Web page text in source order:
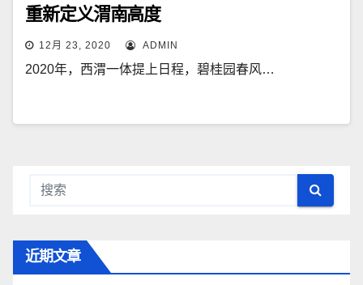
重新定义渭南高度
12月 23, 2020 ADMIN
2020年，西渭一体提上日程，碧桂园春风…
近期文章